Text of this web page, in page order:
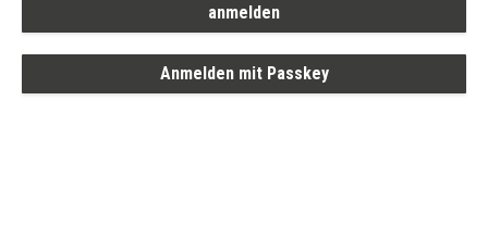
Anmelden mit Passkey